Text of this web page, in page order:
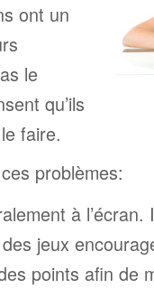
ont un
le
qu’ils
faire.
problèmes:
à l’écran.
jeux
points afin de